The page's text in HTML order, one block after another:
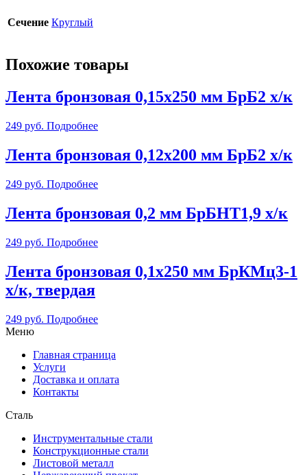
Сечение Круглый
Похожие товары
Лента бронзовая 0,15х250 мм БрБ2 х/к
249 руб. Подробнее
Лента бронзовая 0,12х200 мм БрБ2 х/к
249 руб. Подробнее
Лента бронзовая 0,2 мм БрБНТ1,9 х/к
249 руб. Подробнее
Лента бронзовая 0,1х250 мм БрКМц3-1
х/к, твердая
249 руб. Подробнее
Меню
Главная страница
Услуги
Доставка и оплата
Контакты
Сталь
Инструментальные стали
Конструкционные стали
Листовой металл